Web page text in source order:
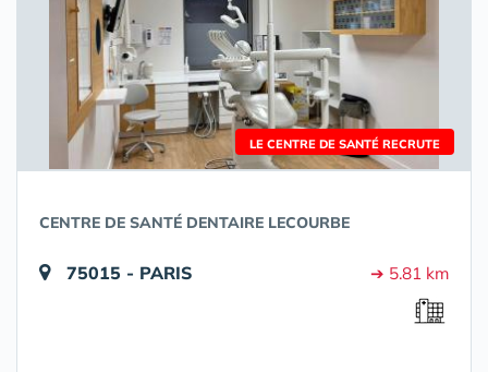
LE CENTRE DE SANTÉ RECRUTE
CENTRE DE SANTÉ DENTAIRE LECOURBE
75015 - PARIS ➔ 5.81 km